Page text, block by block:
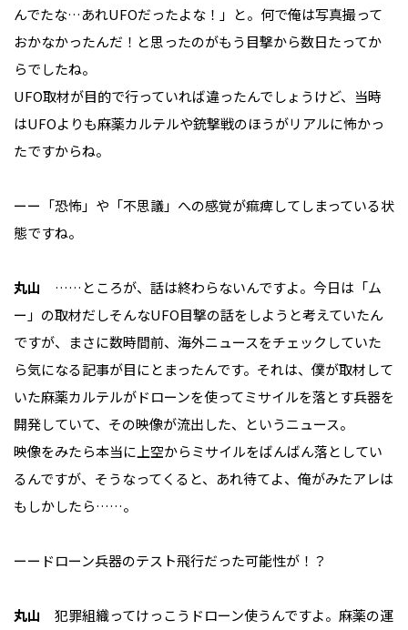
んでたな…あれUFOだったよな！」と。何で俺は写真撮って
おかなかったんだ！と思ったのがもう目撃から数日たってか
らでしたね。
UFO取材が目的で行っていれば違ったんでしょうけど、当時
はUFOよりも麻薬カルテルや銃撃戦のほうがリアルに怖かっ
たですからね。
ーー「恐怖」や「不思議」への感覚が痲痺してしまっている状
態ですね。
丸山 ……ところが、話は終わらないんですよ。今日は「ム
ー」の取材だしそんなUFO目撃の話をしようと考えていたん
ですが、まさに数時間前、海外ニュースをチェックしていた
ら気になる記事が目にとまったんです。それは、僕が取材して
いた麻薬カルテルがドローンを使ってミサイルを落とす兵器を
開発していて、その映像が流出した、というニュース。
映像をみたら本当に上空からミサイルをばんばん落としてい
るんですが、そうなってくると、あれ待てよ、俺がみたアレは
もしかしたら……。
ーードローン兵器のテスト飛行だった可能性が！？
丸山 犯罪組織ってけっこうドローン使うんですよ。麻薬の運